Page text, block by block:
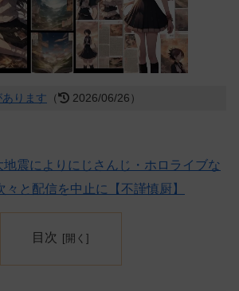
ります （ 2026/06/26）
地震によりにじさんじ・ホロライブな
々と配信を中止に【不謹慎厨】
目次